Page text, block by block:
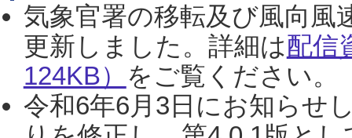
気象官署の移転及び風向風
更新しました。詳細は配信
124KB） をご覧ください。
令和6年6月3日にお知らせ